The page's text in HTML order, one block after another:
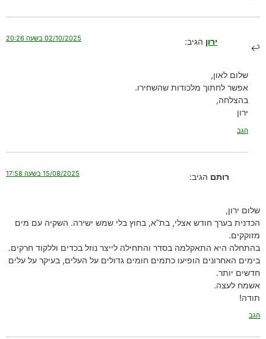
ירון הגיב: 02/10/2025 בשעה 20:26
שלום לאון,
אפשר לחתוך מלכודות שהשחירו.
בהצלחה,
ירון
הגב
רותם הגיב: 15/08/2025 בשעה 17:58
שלום ירון,
הכדנית בערך חודש אצלי, בת”א, בחוץ בלי שמש ישירה. השקיה עם מים
מזוקקים.
בהתחלה היא התאקלמה בסדר והתחילה לייצר נוזל בכדים וללקוד חרקים.
בימים האחרונים הופיעו כתמים חומים גדולים על העלים, בעיקר על עלים
חדשים יותר.
אשמח לעצה.
תודה!
הגב